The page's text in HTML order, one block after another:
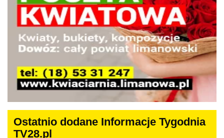
Ostatnio dodane Informacje Tygodnia
TV28.pl